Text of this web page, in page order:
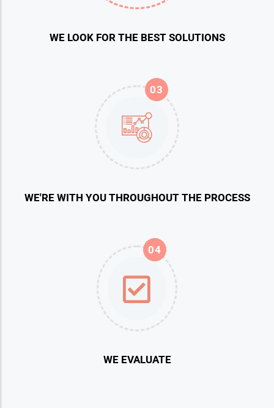
WE LOOK FOR THE BEST SOLUTIONS
03
WE'RE WITH YOU THROUGHOUT THE PROCESS
04
WE EVALUATE